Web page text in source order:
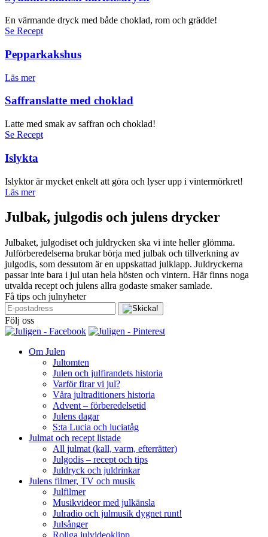
En värmande dryck med både choklad, rom och grädde!
Se Recept
Pepparkakshus
Läs mer
Saffranslatte med choklad
Latte med smak av saffran och choklad!
Se Recept
Islykta
Islyktor är mycket enkelt att göra och lyser upp i vintermörkret!
Läs mer
Julbak, julgodis och julens drycker
Julbaket, julgodiset och juldrycken ska vi inte heller glömma.
Julförberedelserna brukar börja med julbak och tillverkning av
julgodis, som dessutom är en uppskattad julklapp. Juldryckerna
passar inte bara i jul utan hela hösten och vintern. Här finns noga
utvalda recept och julens allra godaste smaker samlade.
Få tips och julnyheter
Följ oss
Om Julen
Jultomten
Julen och julfirandets historia
Varför firar vi jul?
Våra jultraditioners historia
Advent – förberedelsetid
Julens dagar
S:ta Lucia och luciatåg
Julmat och recept listade
All julmat (kall, varm, efterrätter)
Julgodis – recept och tips
Juldryck och juldrinkar
Julens filmer, TV och musik
Julfilmer
Musikvideor med julkänsla
Julradio och julmusik dygnet runt!
Julsånger